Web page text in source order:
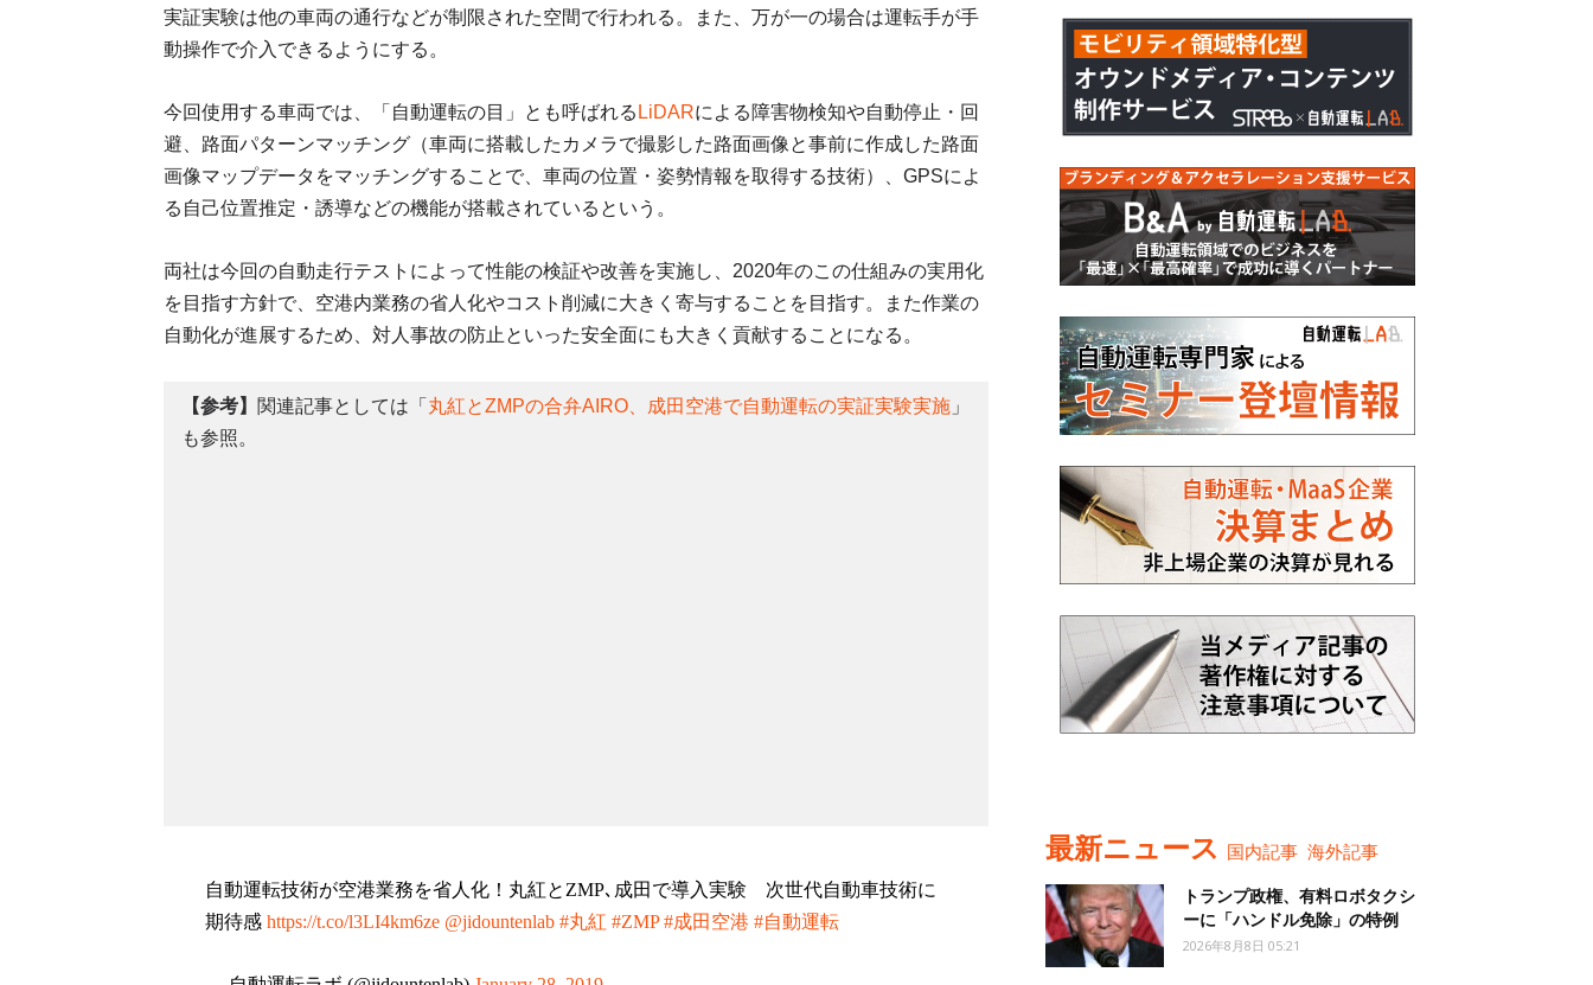
実証実験は他の車両の通行などが制限された空間で行われる。また、万が一の場合は運転手が手
動操作で介入できるようにする。
今回使用する車両では、「自動運転の目」とも呼ばれる LiDARによる障害物検知や自動停止・回
避、路面パターンマッチング（車両に搭載したカメラで撮影した路面画像と事前に作成した路面
画像マップデータをマッチングすることで、車両の位置・姿勢情報を取得する技術）、GPSによ
る自己位置推定・誘導などの機能が搭載されているという。
両社は今回の自動走行テストによって性能の検証や改善を実施し、2020年のこの仕組みの実用化
を目指す方針で、空港内業務の省人化やコスト削減に大きく寄与することを目指す。また作業の
自動化が進展するため、対人事故の防止といった安全面にも大きく貢献することになる。
【参考】 関連記事としては「 丸紅とZMPの合弁AIRO、成田空港で自動運転の実証実験実施 」
も参照。
自動運転技術が空港業務を省人化！丸紅とZMP､成田で導入実験 次世代自動車技術に
期待感 https://t.co/l3LI4km6ze @jidountenlab #丸紅 #ZMP #成田空港 #自動運転
最新ニュース 国内記事 海外記事
トランプ政権、有料ロボタクシ
ーに「ハンドル免除」の特例
2026年8月8日 05:21